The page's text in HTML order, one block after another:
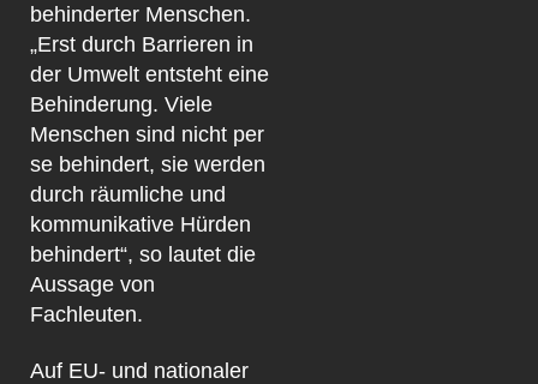
behinderter Menschen.
„Erst durch Barrieren in
der Umwelt entsteht eine
Behinderung. Viele
Menschen sind nicht per
se behindert, sie werden
durch räumliche und
kommunikative Hürden
behindert“, so lautet die
Aussage von
Fachleuten.
Auf EU- und nationaler